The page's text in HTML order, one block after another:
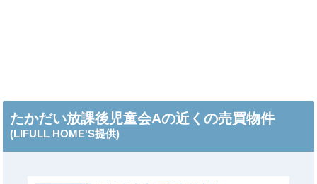
たかだい放課後児童会Aの近くの売買物件
(LIFULL HOME'S提供)